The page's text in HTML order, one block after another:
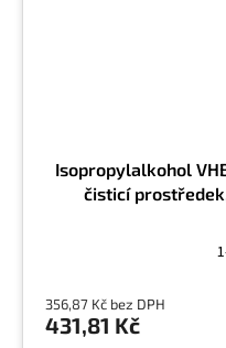
Isopropylalkohol
čisticí
356,87 Kč bez DPH
431,81 Kč